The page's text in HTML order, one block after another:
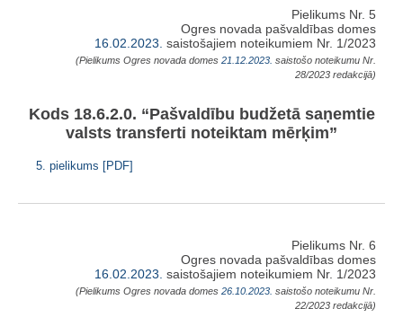
Pielikums Nr. 5
Ogres novada pašvaldības domes
16.02.2023. saistošajiem noteikumiem Nr. 1/2023
(Pielikums Ogres novada domes 21.12.2023. saistošo noteikumu Nr.
28/2023 redakcijā)
Kods 18.6.2.0. “Pašvaldību budžetā saņemtie
valsts transferti noteiktam mērķim”
5. pielikums [PDF]
Pielikums Nr. 6
Ogres novada pašvaldības domes
16.02.2023. saistošajiem noteikumiem Nr. 1/2023
(Pielikums Ogres novada domes 26.10.2023. saistošo noteikumu Nr.
22/2023 redakcijā)